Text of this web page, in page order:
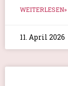
WEITERLESEN»
11. April 2026